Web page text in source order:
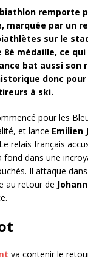
remporte
marquée par un
sur le
médaille, ce
bat aussi son
donc
à ski.
pour les
et lance Emilien
relais français
fond dans une
Il attaque
au retour de
va contenir le